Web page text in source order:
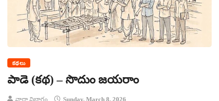
కథలు
పాడె (కథ) – సొదుం జయరాం
వార్తా విభాగం Sunday, March 8, 2026